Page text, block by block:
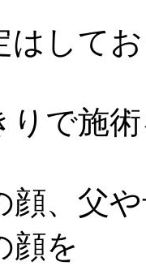
はして
りで施
顔、父
顔を